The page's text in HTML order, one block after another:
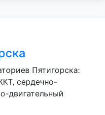
Пятигорска:
сердечно-
двигательный